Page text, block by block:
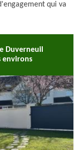
qui va
Duverneuil
environs